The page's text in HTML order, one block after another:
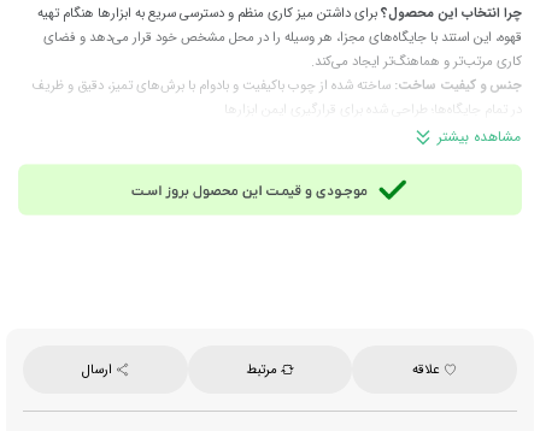
چرا انتخاب این محصول؟برای داشتن میز کاری منظم و دسترسی سریع به ابزارها هنگام تهیه
قهوه، این استند با جایگاه‌‌های مجزا، هر وسیله را در محل مشخص خود قرار می‌دهد و فضای
کاری مرتب‌تر و هماهنگ‌تر ایجاد می‌کند.
جنس و کیفیت ساخت: ساخته‌ شده از چوب باکیفیت و بادوام با برش‌های تمیز، دقیق و ظریف
در تمام جایگاه‌ها؛ طراحی شده برای قرارگیری ایمن ابزارها
مناسب برای:پرتافیلترهای ۵۸ میلی‌متری، مصرف خانگی، کافه‌ها، کافی‌شاپ‌ها و...
ابعاد:
مشاهده بیشتر
علاقه مرتبط ارسال